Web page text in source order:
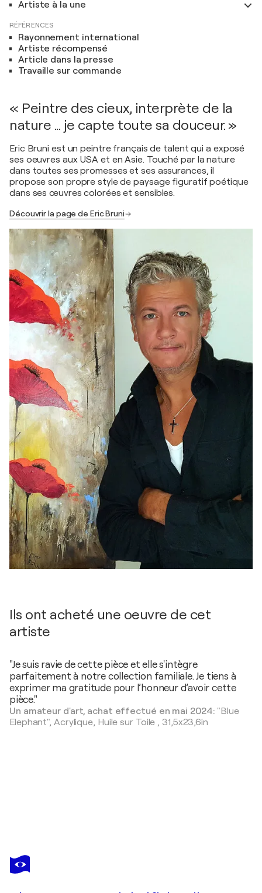
Artiste à la une
RÉFÉRENCES
Rayonnement international
Artiste récompensé
Article dans la presse
Travaille sur commande
« Peintre des cieux, interprète de la
nature ... je capte toute sa douceur. »
Eric Bruni est un peintre français de talent qui a exposé
ses oeuvres aux USA et en Asie. Touché par la nature
dans toutes ses promesses et ses assurances, il
propose son propre style de paysage figuratif poétique
dans ses œuvres colorées et sensibles.
Découvrir la page de Eric Bruni
Ils ont acheté une oeuvre de cet
artiste
"Je suis ravie de cette pièce et elle s'intègre
parfaitement à notre collection familiale. Je tiens à
exprimer ma gratitude pour l’honneur d’avoir cette
pièce."
Un amateur d'art, achat effectué en mai 2024: "Blue
Elephant", Acrylique, Huile sur Toile , 31,5x23,6in
ERIC
BRUNI